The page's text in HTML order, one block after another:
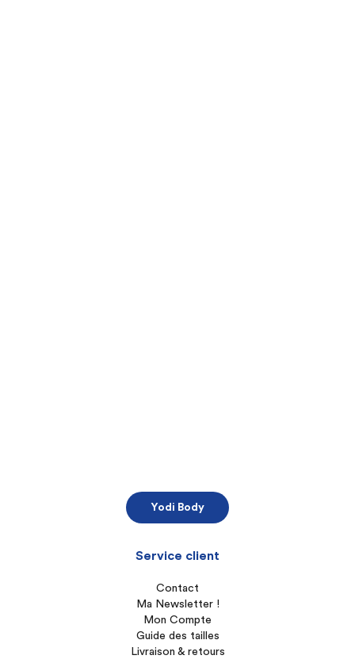
Yodi Body
Service client
Contact
Ma Newsletter !
Mon Compte
Guide des tailles
Livraison & retours